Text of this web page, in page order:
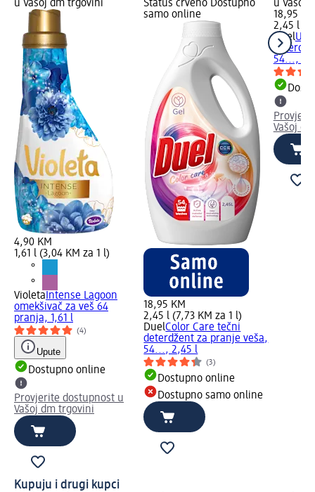
u Vašoj dm trgovini
4,90 KM
1,61 l (3,04 KM za 1 l)
Violeta Intense Lagoon
omekšivač za veš 64
pranja, 1,61 l
(4)
Upute
Dostupno online
Provjerite dostupnost u
Vašoj dm trgovini
Status crveno Dostupno
samo online
18,95 KM
2,45 l (7,73 KM za 1 l)
DuelColor Care tečni
deterdžent za pranje veša,
54..., 2,45 l
(3)
Dostupno online
Dostupno samo online
u Vašoj
18,95 KM
2,45 l
Duel
54...,
Vašoj
Kupuju i drugi kupci